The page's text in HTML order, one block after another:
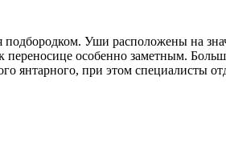
Уши расположены на
особенно заметным.
янтарного, при этом специалисты